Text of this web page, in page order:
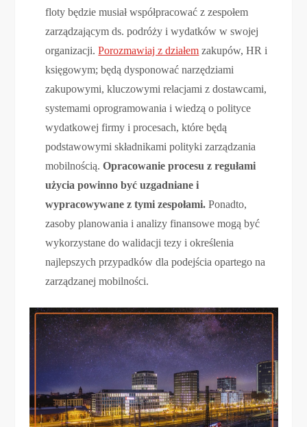
floty będzie musiał współpracować z zespołem
zarządzającym ds. podróży i wydatków w swojej
organizacji.Porozmawiaj z działem zakupów, HR i
księgowym; będą dysponować narzędziami
zakupowymi, kluczowymi relacjami z dostawcami,
systemami oprogramowania i wiedzą o polityce
wydatkowej firmy i procesach, które będą
podstawowymi składnikami polityki zarządzania
mobilnością.Opracowanie procesu z regułami
użycia powinno być uzgadniane i
wypracowywane z tymi zespołami.Ponadto,
zasoby planowania i analizy finansowe mogą być
wykorzystane do walidacji tezy i określenia
najlepszych przypadków dla podejścia opartego na
zarządzanej mobilności.